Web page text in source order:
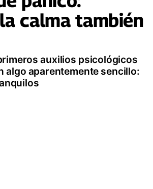
calma también
auxilios psicológicos
algo aparentemente sencillo: